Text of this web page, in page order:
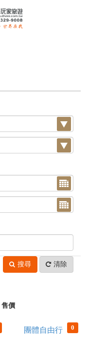
搜尋 清除
團體自由行 0